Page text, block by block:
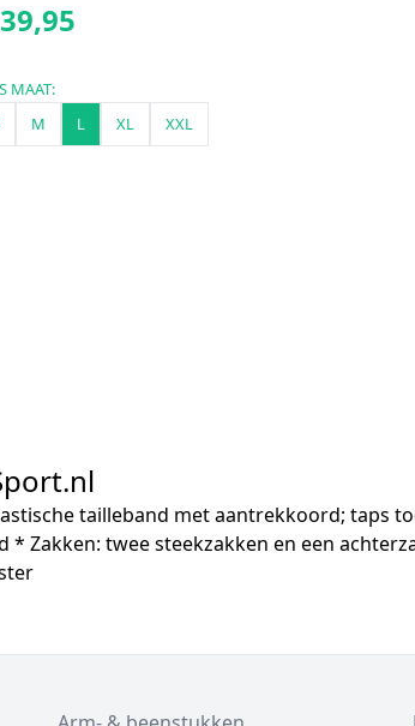
MAAT:
M L XL XXL
tailleband met aantrekkoord;
* Zakken: twee steekzakken en een